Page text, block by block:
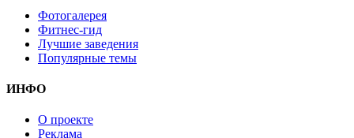
Фотогалерея
Фитнес-гид
Лучшие заведения
Популярные темы
ИНФО
О проекте
Реклама